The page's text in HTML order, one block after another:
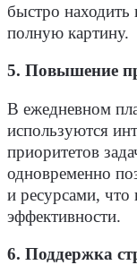
быстро
полную картину.
5. Повышение
В ежедневном
используются
приоритетов
одновременно
и ресурсами,
эффективности.
6. Поддержка